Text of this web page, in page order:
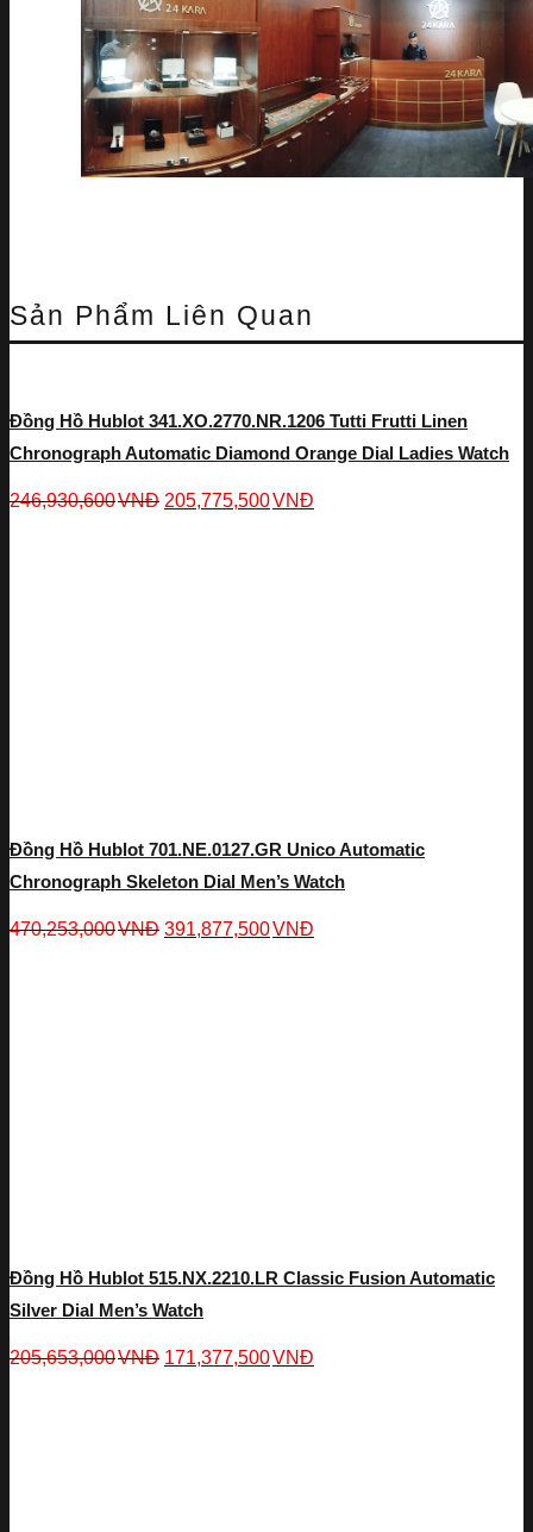
Sản Phẩm Liên Quan
Đồng Hồ Hublot 341.XO.2770.NR.1206 Tutti Frutti Linen
Chronograph Automatic Diamond Orange Dial Ladies Watch
246,930,600VNĐ 205,775,500VNĐ
Đồng Hồ Hublot 701.NE.0127.GR Unico Automatic
Chronograph Skeleton Dial Men’s Watch
470,253,000VNĐ 391,877,500VNĐ
Đồng Hồ Hublot 515.NX.2210.LR Classic Fusion Automatic
Silver Dial Men’s Watch
205,653,000VNĐ 171,377,500VNĐ